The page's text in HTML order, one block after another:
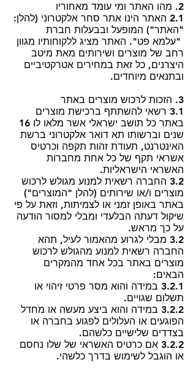
2. מהו האתר ומי עומד מאחוריו
2.1 האתר הינו אתר סחר אלקטרוני (להלן:
"האתר") המופעל ובבעלות חברת
"עלמא פט". האתר מציג ללקוחותיו מגוון
רחב של מוצרים ושירותים מאת מיטב
היצרנים, כל זאת במחירים אטרקטיביים
ובתנאים מיוחדים.
3. הזכות לרכוש מוצרים באתר
3.1 רשאי להשתתף ברכישת מוצרים
באתר כל תושב ישראלי אשר מלאו לו 16
שנים וברשותו תא דואר אלקטרוני ברשת
האינטרנט, תעודת זהות תקפה וכרטיס
אשראי תקף של כל אחת מחברות
האשראי הישראליות.
3.2 החברה רשאית למנוע מגולש לרכוש
מוצרים ו/או שירותים (להלן "המוצרים")
באתר באופן זמני או לצמיתות, וזאת על פי
שיקול דעתה הבלעדי ומבלי למסור הודעה
על כך מראש.
3.2 מבלי לגרוע מהאמור לעיל, תהא
החברה רשאית למנוע מהגולש לרכוש
מוצרים באתר בכל אחד מהמקרים
הבאים:
3.2.1 במידה והוא מסר פרטי זיהוי או
תשלום שגויים.
3.2.2 במידה והוא ביצע מעשה או מחדל
הפוגעים או העלולים לפגוע בחברה או
בצדדים שלישיים כלשהם.
3.2.2 אם כרטיס האשראי של שלו נחסם
או הוגבל לשימוש בדרך כלשהי.